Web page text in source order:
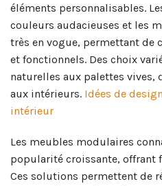
éléments personnalisables.
couleurs audacieuses et les
très en vogue, permettant de
et fonctionnels. Des choix
naturelles aux palettes vives,
aux intérieurs. Idées de
intérieur
Les meubles modulaires
popularité croissante,
Ces solutions permettent de